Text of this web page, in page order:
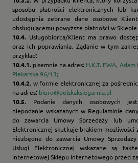
sposobu płatności elektronicznych lub
udostępnia zebrane dane osobowe
obsługującemu powyższe płatności w
10.4. Usługobiorca/Klient ma prawo
oraz ich poprawiania. Żądanie w tym
przykład:
10.4.1. pisemnie na adres: H.K.T. EWA,
Piekarska 96/13;
10.4.2. w formie elektronicznej za
na adres: biuro@polskaksiegarnia.pl
10.5. Podanie danych osobowych
niepodanie wskazanych w Regulaminie
do zawarcia Umowy Sprzedaży lub
Elektronicznej skutkuje brakiem możliwości
niezbędne do zawarcia Umowy
Usługi Elektronicznej wskazane są
internetowej Sklepu Internetowego przed